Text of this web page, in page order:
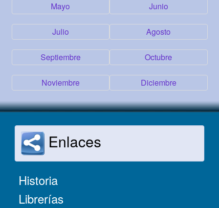
Mayo Junio
Julio Agosto
Septiembre Octubre
Noviembre Diciembre
Enlaces
Historia
Librerías